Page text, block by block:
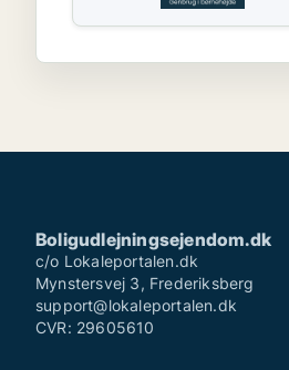
Boligudlejningsejendom.dk
c/o Lokaleportalen.dk
Mynstersvej 3, Frederiksberg
support@lokaleportalen.dk
CVR: 29605610